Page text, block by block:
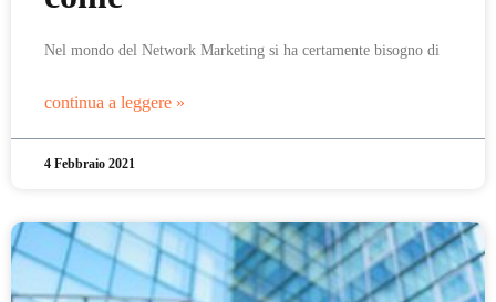
Nel mondo del Network Marketing si ha certamente bisogno di
continua a leggere »
4 Febbraio 2021